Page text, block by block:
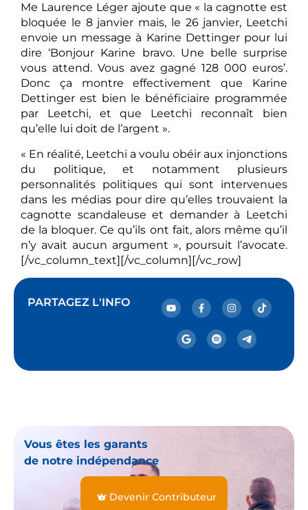
Me Laurence Léger ajoute que « la cagnotte est
bloquée le 8 janvier mais, le 26 janvier, Leetchi
envoie un message à Karine Dettinger pour lui
dire ‘Bonjour Karine bravo. Une belle surprise
vous attend. Vous avez gagné 128 000 euros’.
Donc ça montre effectivement que Karine
Dettinger est bien le bénéficiaire programmée
par Leetchi, et que Leetchi reconnaît bien
qu’elle lui doit de l’argent ».
« En réalité, Leetchi a voulu obéir aux injonctions
du politique, et notamment plusieurs
personnalités politiques qui sont intervenues
dans les médias pour dire qu’elles trouvaient la
cagnotte scandaleuse et demander à Leetchi
de la bloquer. Ce qu’ils ont fait, alors même qu’il
n’y avait aucun argument », poursuit l’avocate.
[/vc_column_text][/vc_column][/vc_row]
PARTAGEZ L'INFO
Vous êtes les garants
de notre indépendance
Devenir Contributeur